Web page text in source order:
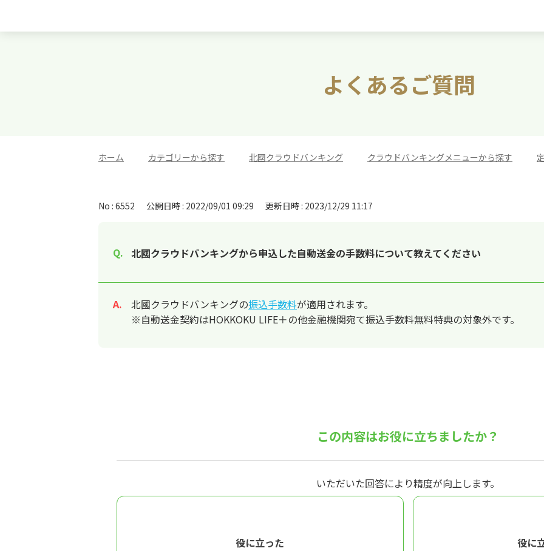
よくあるご質問
ホーム カテゴリーから探す 北國クラウドバンキング クラウドバンキングメニューから探す
No : 6552 公開日時 : 2022/09/01 09:29 更新日時 : 2023/12/29 11:17
北國クラウドバンキングから申込した自動送金の手数料について教えてください
回答
北國クラウドバンキングの振込手数料が適用されます。
※自動送金契約はHOKKOKU LIFE＋の他金融機関宛て振込手数料無料特典の対象外です。
この内容はお役に立ちましたか？
いただいた回答により精度が向上します。
役に立った 役に